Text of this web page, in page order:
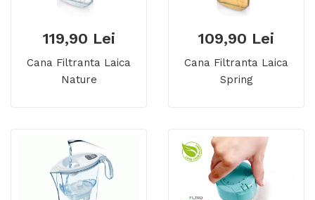
119,90 Lei
Cana Filtranta Laica
Nature
109,90 Lei
Cana Filtranta Laica
Spring